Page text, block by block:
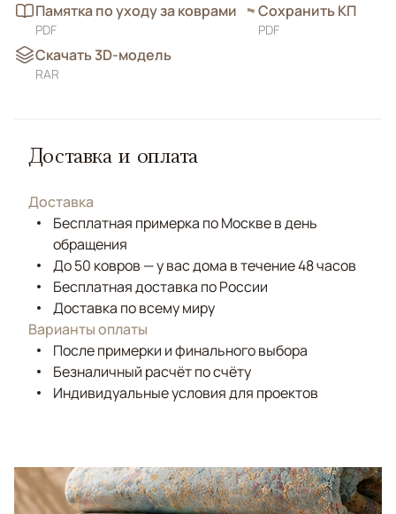
Памятка по уходу за коврами
PDF
Сохранить КП
PDF
Скачать 3D-модель
RAR
Доставка и оплата
Доставка
Бесплатная примерка по Москве в день
обращения
До 50 ковров — у вас дома в течение 48 часов
Бесплатная доставка по России
Доставка по всему миру
Варианты оплаты
После примерки и финального выбора
Безналичный расчёт по счёту
Индивидуальные условия для проектов